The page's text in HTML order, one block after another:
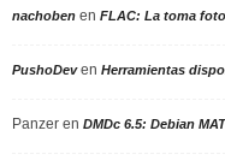
nachoben en FLAC: La toma
PushoDeven Herramientas
Panzer en DMDc 6.5: Debian